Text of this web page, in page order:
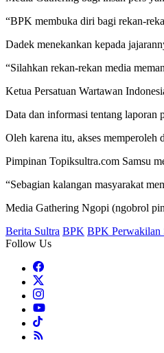
“BPK membuka diri bagi rekan-
Dadek menekankan kepada
“Silahkan rekan-rekan media
Ketua Persatuan Wartawan
Data dan informasi tentang laporan
Oleh karena itu, akses
Pimpinan Topiksultra.com Samsu
“Sebagian kalangan masyarakat
Media Gathering Ngopi (ngobrol
Berita Sultra BPK BPK Perwakilan
Follow Us